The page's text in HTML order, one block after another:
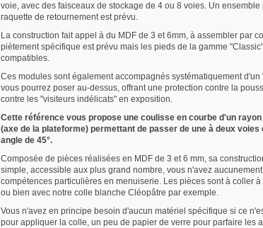
voie, avec des faisceaux de stockage de 4 ou 8 voies. Un ensemble
raquette de retournement est prévu.
La construction fait appel à du MDF de 3 et 6mm, à assembler par
piètement spécifique est prévu mais les pieds de la gamme
compatibles.
Ces modules sont également accompagnés systématiquement d'un
vous pourrez poser au-dessus, offrant une protection contre la
contre les "visiteurs indélicats" en exposition.
Cette référence vous propose une coulisse en courbe d'un rayon
(axe de la plateforme) permettant de passer de une à deux voies
angle de 45°.
Composée de pièces réalisées en MDF de 3 et 6 mm, sa
simple, accessible aux plus grand nombre, vous n'avez
compétences particulières en menuiserie. Les pièces sont à coller
ou bien avec notre colle blanche Cléopâtre par exemple.
Vous n'avez en principe besoin d'aucun matériel spécifique si ce
pour appliquer la colle, un peu de papier de verre pour parfaire les